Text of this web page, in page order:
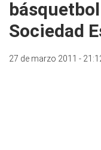
Sociedad
27 de marzo 2011 -